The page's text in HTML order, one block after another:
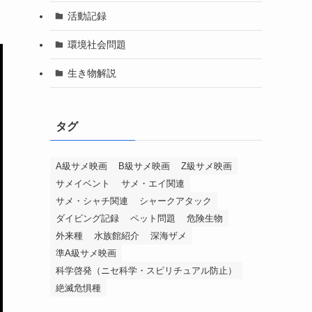
活動記録
環境社会問題
生き物解説
タグ
A級サメ映画 B級サメ映画
Z級サメ映画
サメイベント
サメ・エイ関連
サメ・シャチ関連
シャークアタック
ダイビング記録
ペット問題
危険生物
外来種
水族館紹介
深海ザメ
準A級サメ映画
科学啓発（ニセ科学・スピリチュアル防止）
絶滅危惧種